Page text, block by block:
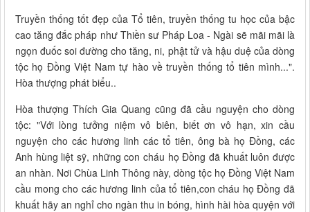
Truyền thống tốt đẹp của Tổ tiên, truyền thống tu học của bậc
cao tăng đắc pháp như Thiền sư Pháp Loa - Ngài sẽ mãi mãi là
ngọn đuốc soi đường cho tăng, ni, phật tử và hậu duệ của dòng
tộc họ Đồng Việt Nam tự hào về truyền thống tổ tiên mình...".
Hòa thượng phát biểu..
Hòa thượng Thích Gia Quang cũng đã cầu nguyện cho dòng
tộc: "Với lòng tưởng niệm vô biên, biết ơn vô hạn, xin cầu
nguyện cho các hương linh các tổ tiên, ông bà họ Đồng, các
Anh hùng liệt sỹ, những con cháu họ Đồng đã khuất luôn được
an nhàn. Nơi Chùa Linh Thông này, dòng tộc họ Đồng Việt Nam
cầu mong cho các hương linh của tổ tiên,con cháu họ Đồng đã
khuất hãy an nghỉ cho ngàn thu in bóng, hình hài hòa quyện với